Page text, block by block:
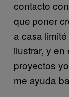
contacto
que poner
a casa
ilustrar, y en
proyectos
me ayuda